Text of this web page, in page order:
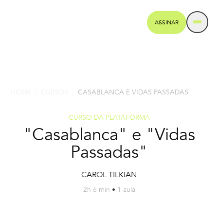
ASSINAR
CASABLANCA E VIDAS PASSADAS
CURSO DA PLATAFORMA
"Casablanca" e "Vidas
Passadas"
CAROL TILKIAN
2h 6 min • 1 aula